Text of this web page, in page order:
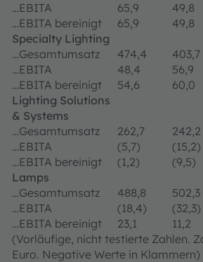
…EBITA
65,9
49,8
…EBITA bereinigt
65,9
49,8
Specialty Lighting
…Gesamtumsatz
474,4 403,7
…EBITA
48,4
56,9
…EBITA bereinigt
54,6
60,0
Lighting Solutions
& Systems
…Gesamtumsatz
262,7 242,2
…EBITA
(5,7)
(15,2)
…EBITA bereinigt
(1,2)
(9,5)
Lamps
…Gesamtumsatz
488,8 502,3
…EBITA
(18,4)
(32,3)
…EBITA bereinigt
23,1
11,2
(Vorläufige, nicht testierte Zahlen.
Euro. Negative Werte in Klammern)